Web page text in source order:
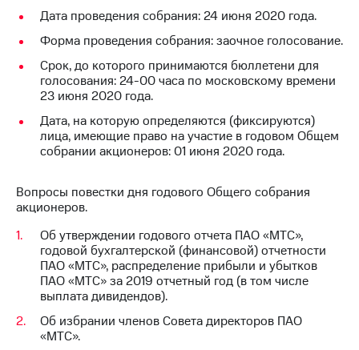
аудит
Рынок
акций
Описание
Программа
Порядок
выкупа
акций
Рынок
облигаций
Описание
Еврооблигации-2023
Уведомление
о
погашении
облигаций
Другое
Дата проведения собрания: 24 июня 2020 года.
Форма проведения собрания: заочное голосование.
Срок, до которого принимаются бюллетени для
голосования: 24-00 часа по московскому времени
23 июня 2020 года.
Дата, на которую определяются (фиксируются)
лица, имеющие право на участие в годовом Общем
собрании акционеров: 01 июня 2020 года.
Вопросы повестки дня годового Общего собрания
акционеров.
Об утверждении годового отчета ПАО «МТС»,
годовой бухгалтерской (финансовой) отчетности
ПАО «МТС», распределение прибыли и убытков
ПАО «МТС» за 2019 отчетный год (в том числе
выплата дивидендов).
Об избрании членов Совета директоров ПАО
«МТС».